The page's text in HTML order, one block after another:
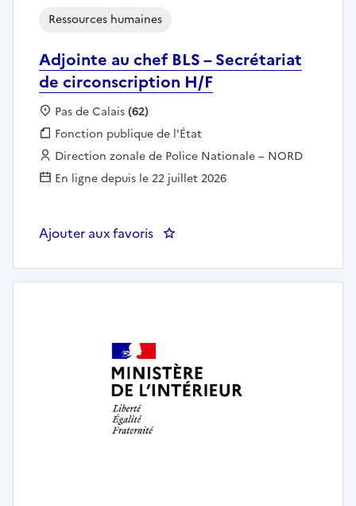
Adjointe au chef BLS – Secrétariat
de circonscription H/F
Ressources humaines
Localisation :
Pas de Calais(62)
Fonction publique :
Fonction publique de l'État
Employeur :
Direction zonale de Police Nationale – NORD
En ligne depuis le 22 juillet 2026
Ajouter aux favoris : Adjointe au chef BLS –